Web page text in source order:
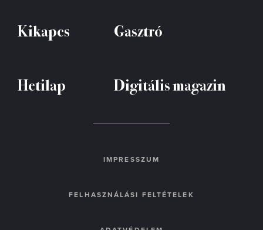
Kikapcs Gasztró
Hetilap Digitális magazin
IMPRESSZUM
FELHASZNÁLÁSI FELTÉTELEK